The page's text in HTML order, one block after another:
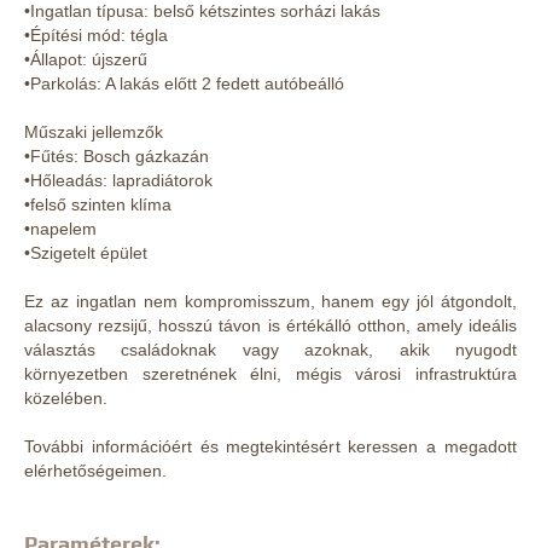
•Ingatlan típusa: belső kétszintes sorházi lakás
•Építési mód: tégla
•Állapot: újszerű
•Parkolás: A lakás előtt 2 fedett autóbeálló
Műszaki jellemzők
•Fűtés: Bosch gázkazán
•Hőleadás: lapradiátorok
•felső szinten klíma
•napelem
•Szigetelt épület
Ez az ingatlan nem kompromisszum, hanem egy jól átgondolt,
alacsony rezsijű, hosszú távon is értékálló otthon, amely ideális
választás családoknak vagy azoknak, akik nyugodt
környezetben szeretnének élni, mégis városi infrastruktúra
közelében.
További információért és megtekintésért keressen a megadott
elérhetőségeimen.